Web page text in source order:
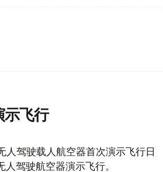
示飞行
人驾驶载人航空器首次演示飞行日
驾驶航空器演示飞行。